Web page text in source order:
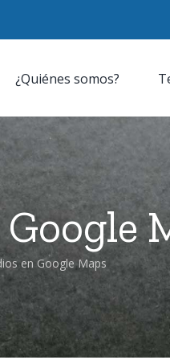
¿Quiénes somos?
en Google Maps